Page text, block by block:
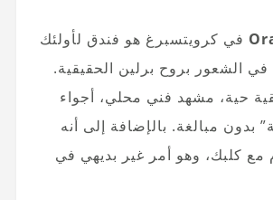
في كرويتسبرغ هو فندق لأولئك
في الشعور بروح برلين الحقيقية.
حية، مشهد فني محلي، أجواء
بدون مبالغة. بالإضافة إلى أنه
مع كلبك، وهو أمر غير بديهي في